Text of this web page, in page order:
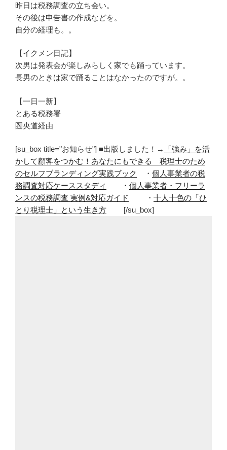
昨日は税務調査の立ち会い。
その後は申告書の作成などを。
自分の経理も。。
【イクメン日記】
次男は発表会が楽しみらしく家でも踊っています。
長男のときは家で踊ることはなかったのですが。。
【一日一新】
とある税務署
圏央道経由
[su_box title="お知らせ"] ■出版しました！→
「強み」を活
かして顧客をつかむ！あなたにもできる 税理士のため
のセルフブランディング実践ブック
・ 個人事業者の税
務調査対応ケーススタディ
・ 個人事業者・フリーラ
ンスの税務調査 実例&対応ガイド
・ 十人十色の「ひ
とり税理士」という生き方 [/su_box]